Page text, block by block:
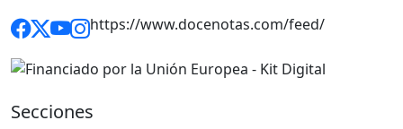
https://www.docenotas.com/feed/
Secciones